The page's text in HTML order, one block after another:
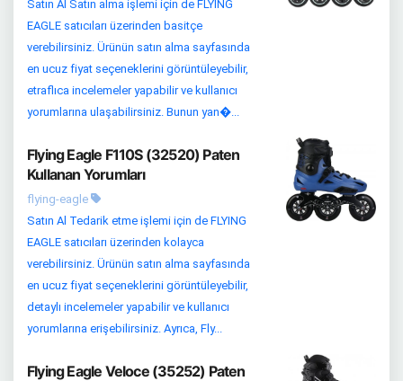
Satın Al Satın alma işlemi için de FLYING
EAGLE satıcıları üzerinden basitçe
verebilirsiniz. Ürünün satın alma sayfasında
en ucuz fiyat seçeneklerini görüntüleyebilir,
etraflıca incelemeler yapabilir ve kullanıcı
yorumlarına ulaşabilirsiniz. Bunun yan�...
Flying Eagle F110S (32520) Paten
Kullanan Yorumları
flying-eagle
Satın Al Tedarik etme işlemi için de FLYING
EAGLE satıcıları üzerinden kolayca
verebilirsiniz. Ürünün satın alma sayfasında
en ucuz fiyat seçeneklerini görüntüleyebilir,
detaylı incelemeler yapabilir ve kullanıcı
yorumlarına erişebilirsiniz. Ayrıca, Fly...
Flying Eagle Veloce (35252) Paten